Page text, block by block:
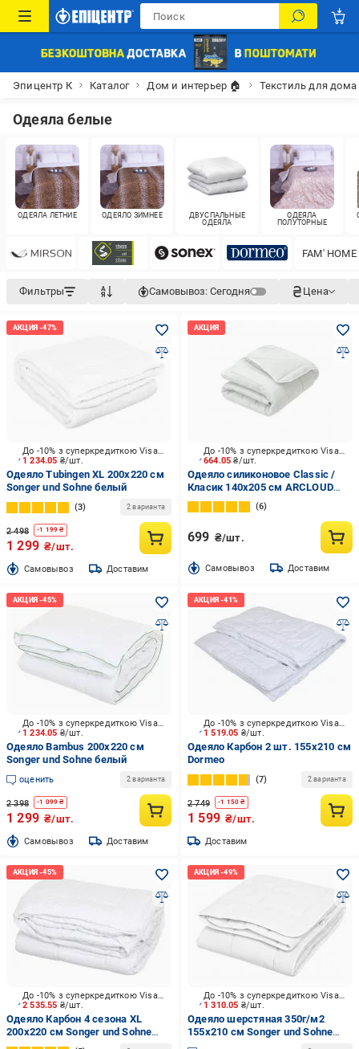
Эпицентр К Каталог Дом и интерьер 🏠 Текстиль для дома
Одеяла белые
ОДЕЯЛА ЛЕТНИЕ ОДЕЯЛО ЗИМНЕЕ
ДВУСПАЛЬНЫЕ
ОДЕЯЛА
ОДЕЯЛА
ПОЛУТОРНЫЕ
FAM' HOME
Фильтры Самовывоз: Сегодня Цена
1 234.05 ₴/шт.
До -10% з суперкредиткою Visa Вигода
Одеяло Tubingen XL 200x220 см
Songer und Sohne белый
3 2 варианта
2 498 -1 199 ₴
1 299 ₴/шт.
Cамовывоз Доставим
664.05₴/шт.
До -10% з суперкредиткою Visa Вигода
Одеяло силиконовое Classic /
Класик 140x205 см ARCLOUD
белый
6
699 ₴/шт.
Cамовывоз Доставим
1 234.05 ₴/шт.
До -10% з суперкредиткою Visa Вигода
Одеяло Bambus 200x220 см
Songer und Sohne белый
оценить 2 варианта
2 398 -1 099 ₴
1 299 ₴/шт.
Cамовывоз Доставим
1 519.05 ₴/шт.
До -10% з суперкредиткою Visa Вигода
Одеяло Карбон 2 шт. 155х210 см
Dormeo
7 2 варианта
2 749 -1 150 ₴
1 599 ₴/шт.
Доставим
2 535.55 ₴/шт.
До -10% з суперкредиткою Visa Вигода
Одеяло Карбон 4 сезона XL
200x220 см Songer und Sohne
белый
1 310.05 ₴/шт.
До -10% з суперкредиткою Visa Вигода
Одеяло шерстяная 350г/м2
155x210 см Songer und Sohne
белый